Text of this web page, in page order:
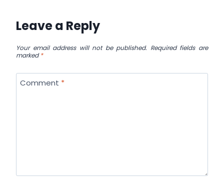
Leave a Reply
Your email address will not be published. Required fields are
marked*
Comment *